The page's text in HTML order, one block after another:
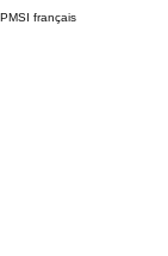
français